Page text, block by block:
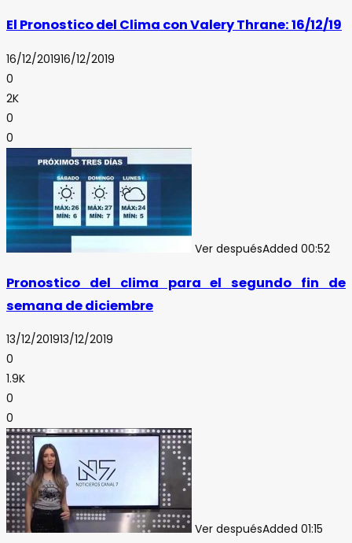
El Pronostico del Clima con Valery Thrane: 16/12/19
16/12/201916/12/2019
0
2K
0
0
Ver despuésAdded 00:52
Pronostico del clima para el segundo fin de
semana de diciembre
13/12/201913/12/2019
0
1.9K
0
0
Ver despuésAdded 01:15